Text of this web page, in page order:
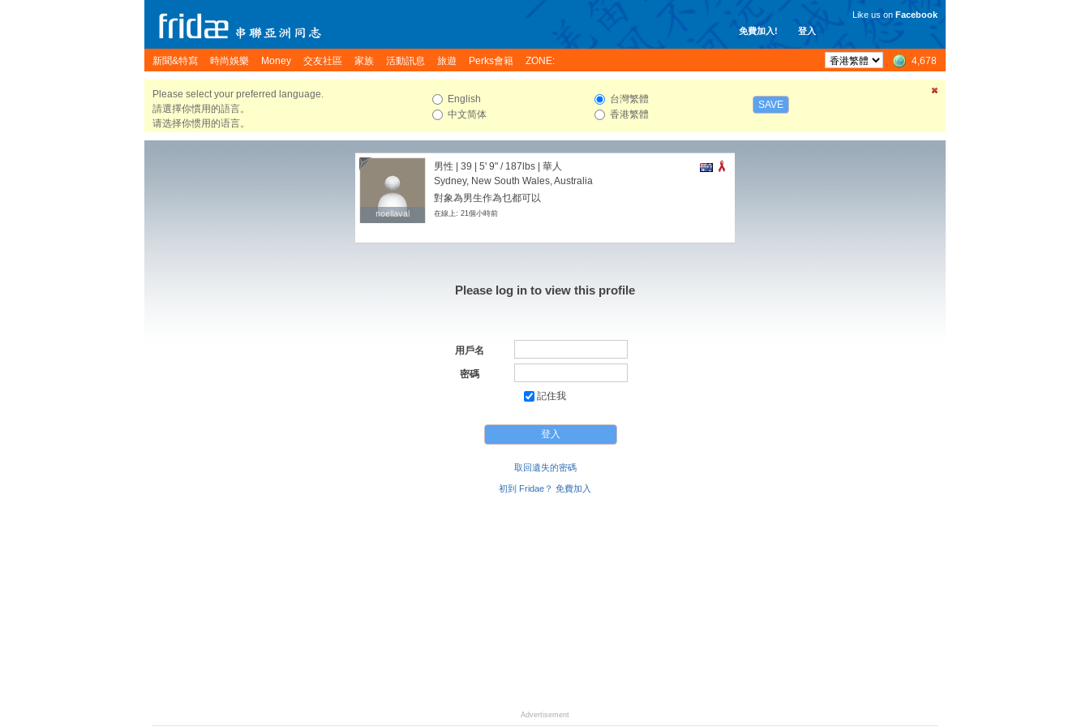
免費加入! 登入
Like us on Facebook
新聞&特寫 時尚娛樂 Money 交友社區 家族 活動訊息 旅遊 Perks會籍 ZONE: 4,678
Please select your preferred language.
請選擇你慣用的語言。
请选择你惯用的语言。
English
中文简体
台灣繁體
香港繁體
SAVE
noellaval
noellaval
男性 | 39 | 5' 9" / 187lbs | 華人
Sydney, New South Wales, Australia
對象為男生作為乜都可以
在線上: 21個小時前
Please log in to view this profile
用戶名
密碼
記住我
取回遺失的密碼
初到 Fridae？ 免費加入
Advertisement